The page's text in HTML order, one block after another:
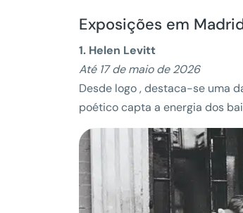
Exposições em
1. Helen Levitt
Até 17 de maio de 2026
Desde logo , destaca-se uma
poético capta a energia dos